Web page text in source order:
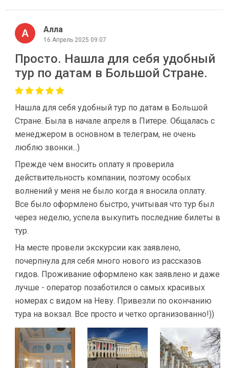
Алла
16 Апрель 2025 09:07
Просто. Нашла для себя удобный
тур по датам в Большой Стране.
Нашла для себя удобный тур по датам в Большой
Стране. Была в начале апреля в Питере. Общалась с
менеджером в основном в телеграм, не очень
люблю звонки...)
Прежде чем вносить оплату я проверила
действительность компании, поэтому особых
волнений у меня не было когда я вносила оплату.
Все было оформлено быстро, учитывая что тур был
через неделю, успела выкупить последние билеты в
тур.
На месте провели экскурсии как заявлено,
почерпнула для себя много нового из рассказов
гидов. Проживание оформлено как заявлено и даже
лучше - оператор позаботился о самых красивых
номерах с видом на Неву. Привезли по окончанию
тура на вокзал. Все просто и четко организованно!))